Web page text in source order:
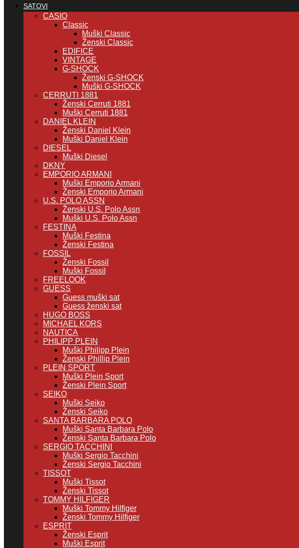
SATOVI
CASIO
Classic
Muški Classic
Ženski Classic
EDIFICE
VINTAGE
G-SHOCK
Ženski G-SHOCK
Muški G-SHOCK
CERRUTI 1881
Ženski Cerruti 1881
Muški Cerruti 1881
DANIEL KLEIN
Ženski Daniel Klein
Muški Daniel Klein
DIESEL
Muški Diesel
DKNY
EMPORIO ARMANI
Muški Emporio Armani
Ženski Emporio Armani
U.S. POLO ASSN
Ženski U.S. Polo Assn
Muški U.S. Polo Assn
FESTINA
Muški Festina
Ženski Festina
FOSSIL
Ženski Fossil
Muški Fossil
FREELOOK
GUESS
Guess muški sat
Guess ženski sat
HUGO BOSS
MICHAEL KORS
NAUTICA
PHILIPP PLEIN
Muški Philipp Plein
Ženski Phillip Plein
PLEIN SPORT
Muški Plein Sport
Ženski Plein Sport
SEIKO
Muški Seiko
Ženski Seiko
SANTA BARBARA POLO
Muški Santa Barbara Polo
Ženski Santa Barbara Polo
SERGIO TACCHINI
Muški Sergio Tacchini
Ženski Sergio Tacchini
TISSOT
Muški Tissot
Ženski Tissot
TOMMY HILFIGER
Muški Tommy Hilfiger
Ženski Tommy Hilfiger
ESPRIT
Ženski Esprit
Muški Esprit